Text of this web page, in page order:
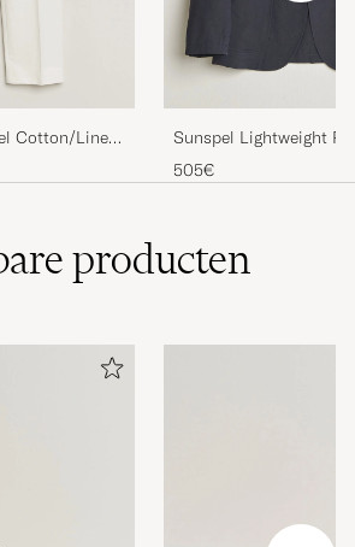
Cotton/Linen
Sunspel Lightweight
Blazer Navy
505€
producten